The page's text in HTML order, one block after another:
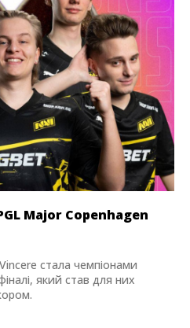
Major Copenhagen
стала чемпіонами
який став для них